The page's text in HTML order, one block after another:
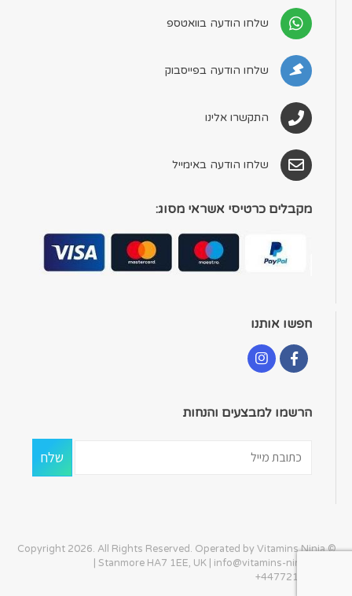
שלחו הודעה בוואטספ
שלחו הודעה בפייסבוק
התקשרו אלינו
שלחו הודעה באימייל
מקבלים כרטיסי אשראי מסוג:
חפשו אותנו
הרשמו למבצעים והנחות
© Copyright 2026. All Rights Reserved. Operated by Vitamins Ninja
| Stanmore HA7 1EE, UK | info@vitamins-ninja.com
+447721405586